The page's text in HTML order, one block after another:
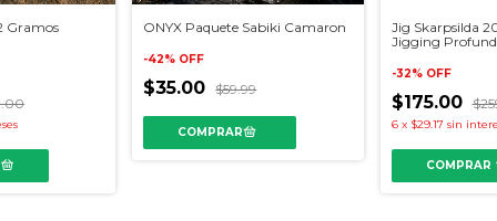
Gramos
ONYX Paquete Sabiki Camaron
-42% OFF
$35.00 $59.99
Jig Skarpsilda
Jigging
-32% OFF
$175.00
6 x $29.17 sin
COMPRAR